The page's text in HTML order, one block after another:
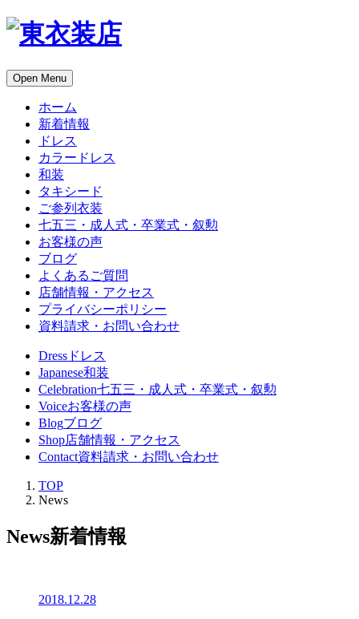
Open Menu
ホーム
新着情報
ドレス
カラードレス
和装
タキシード
ご参列衣装
七五三・成人式・卒業式・叙勲
お客様の声
ブログ
よくあるご質問
店舗情報・アクセス
プライバシーポリシー
資料請求・お問い合わせ
Dress ドレス
Japanese和装
Celebration七五三・成人式・卒業式・叙勲
Voiceお客様の声
Blogブログ
Shop店舗情報・アクセス
Contact資料請求・お問い合わせ
TOP
News
News新着情報
2018.12.28